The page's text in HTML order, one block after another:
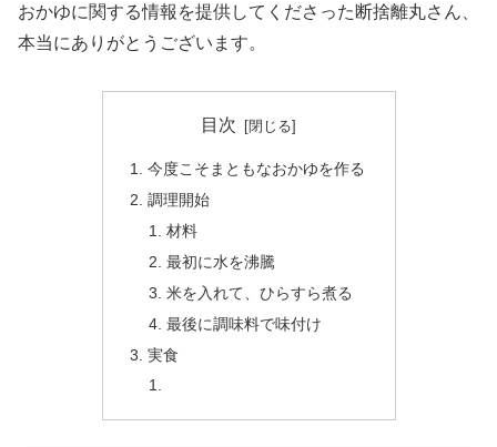
おかゆに関する情報を提供してくださった断捨離丸さん、
本当にありがとうございます。
目次
今度こそまともなおかゆを作る
調理開始
材料
最初に水を沸騰
米を入れて、ひらすら煮る
最後に調味料で味付け
実食